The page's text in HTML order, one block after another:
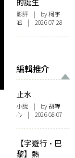
的誕生
影評 | by 柯宇
涵 | 2026-07-28
編輯推介
止水
小說 | by 胡韡
心 | 2026-08-07
【字遊行·巴
黎】熱